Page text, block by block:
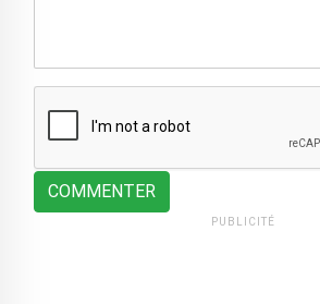
COMMENTER
PUBLICITÉ